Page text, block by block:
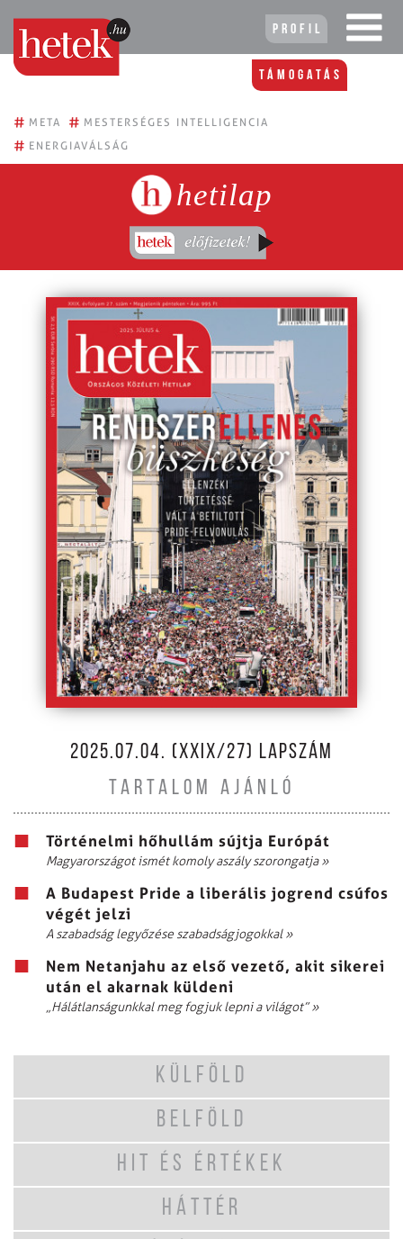
Profil
Támogatás
# META # MESTERSÉGES INTELLIGENCIA
# ENERGIAVÁLSÁG
hetilap
2025.07.04. (XXIX/27) LAPSZÁM
TARTALOM AJÁNLÓ
Történelmi hőhullám sújtja Európát
Magyarországot ismét komoly aszály szorongatja»
A Budapest Pride a liberális jogrend csúfos
végét jelzi
A szabadság legyőzése szabadságjogokkal»
Nem Netanjahu az első vezető, akit sikerei
után el akarnak küldeni
„Hálátlanságunkkal meg fogjuk lepni a világot”»
KÜLFÖLD
BELFÖLD
HIT ÉS ÉRTÉKEK
HÁTTÉR